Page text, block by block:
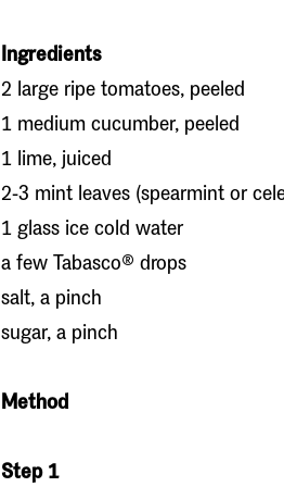
Ingredients
2 large ripe tomatoes, peeled
1 medium cucumber, peeled
1 lime, juiced
2-3 mint leaves (spearmint or
1 glass ice cold water
a few Tabasco® drops
salt, a pinch
sugar, a pinch
Method
Step 1